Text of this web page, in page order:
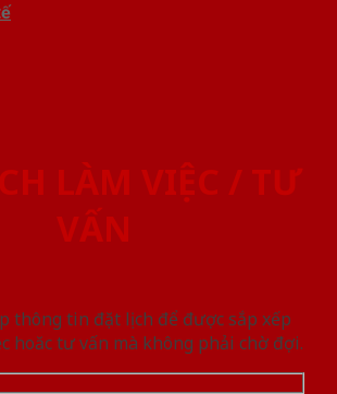
LÀM VIỆC / TƯ
VẤN
thông tin đặt lịch để được sắp xếp
hoăc tư vấn mà không phải chờ đợi.